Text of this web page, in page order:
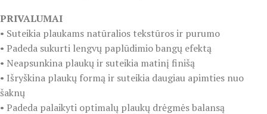
PRIVALUMAI
• Suteikia plaukams natūralios tekstūros ir purumo
• Padeda sukurti lengvų paplūdimio bangų efektą
• Neapsunkina plaukų ir suteikia matinį finišą
• Išryškina plaukų formą ir suteikia daugiau apimties nuo
šaknų
• Padeda palaikyti optimalų plaukų drėgmės balansą